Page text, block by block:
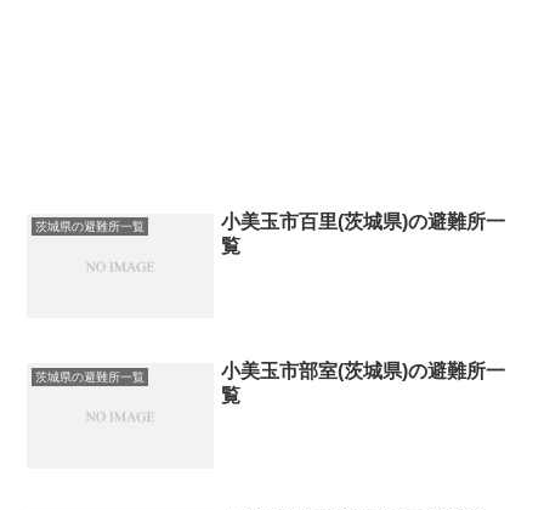
茨城県の避難所一覧
小美玉市百里(茨城県)の避難所一
覧
茨城県の避難所一覧
小美玉市部室(茨城県)の避難所一
覧